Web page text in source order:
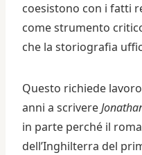
coesistono con i fatti
come strumento
che la storiografia
Questo richiede
anni a scrivere
in parte perché il
dell’Inghilterra del